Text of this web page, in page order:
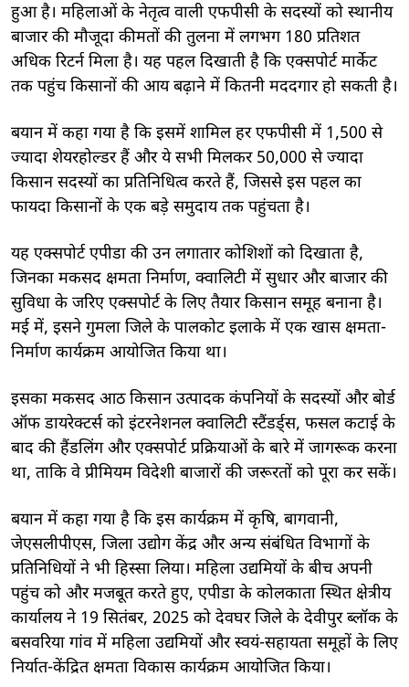
हुआ है। महिलाओं के नेतृत्व वाली एफपीसी के सदस्यों को स्थानीय
बाजार की मौजूदा कीमतों की तुलना में लगभग 180 प्रतिशत
अधिक रिटर्न मिला है। यह पहल दिखाती है कि एक्सपोर्ट मार्केट
तक पहुंच किसानों की आय बढ़ाने में कितनी मददगार हो सकती है।
बयान में कहा गया है कि इसमें शामिल हर एफपीसी में 1,500 से
ज्यादा शेयरहोल्डर हैं और ये सभी मिलकर 50,000 से ज्यादा
किसान सदस्यों का प्रतिनिधित्व करते हैं, जिससे इस पहल का
फायदा किसानों के एक बड़े समुदाय तक पहुंचता है।
यह एक्सपोर्ट एपीडा की उन लगातार कोशिशों को दिखाता है,
जिनका मकसद क्षमता निर्माण, क्वालिटी में सुधार और बाजार की
सुविधा के जरिए एक्सपोर्ट के लिए तैयार किसान समूह बनाना है।
मई में, इसने गुमला जिले के पालकोट इलाके में एक खास क्षमता-
निर्माण कार्यक्रम आयोजित किया था।
इसका मकसद आठ किसान उत्पादक कंपनियों के सदस्यों और बोर्ड
ऑफ डायरेक्टर्स को इंटरनेशनल क्वालिटी स्टैंडर्ड्स, फसल कटाई के
बाद की हैंडलिंग और एक्सपोर्ट प्रक्रियाओं के बारे में जागरूक करना
था, ताकि वे प्रीमियम विदेशी बाजारों की जरूरतों को पूरा कर सकें।
बयान में कहा गया है कि इस कार्यक्रम में कृषि, बागवानी,
जेएसलीपीएस, जिला उद्योग केंद्र और अन्य संबंधित विभागों के
प्रतिनिधियों ने भी हिस्सा लिया। महिला उद्यमियों के बीच अपनी
पहुंच को और मजबूत करते हुए, एपीडा के कोलकाता स्थित क्षेत्रीय
कार्यालय ने 19 सितंबर, 2025 को देवघर जिले के देवीपुर ब्लॉक के
बसवरिया गांव में महिला उद्यमियों और स्वयं-सहायता समूहों के लिए
निर्यात-केंद्रित क्षमता विकास कार्यक्रम आयोजित किया।